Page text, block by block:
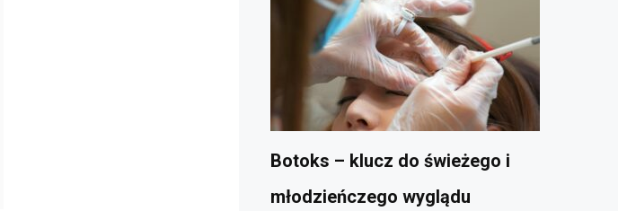
Botoks – klucz do świeżego i
młodzieńczego wyglądu